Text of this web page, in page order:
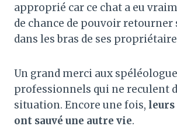
approprié car ce chat a eu
de chance de pouvoir retourner
dans les bras de ses
Un grand merci aux
professionnels qui ne reculent
situation. Encore une fois, leurs
ont sauvé une autre vie.